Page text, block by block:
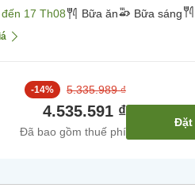
17 Th08 Bữa ăn Bữa sáng
-14% 5.335.989 ₫
4.535.591 ₫
Đã bao gồm thuế phí
Đặt